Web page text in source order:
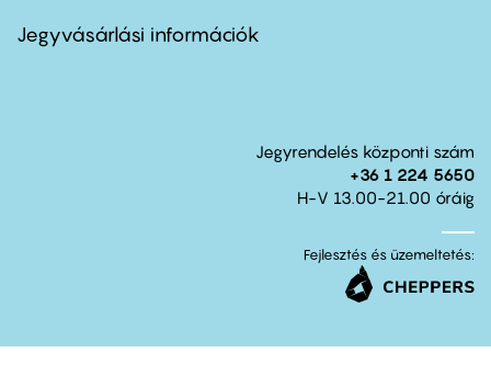
second
Jegyvásárlási információk
Jegyrendelés központi szám
+36 1 224 5650
H-V 13.00-21.00 óráig
Fejlesztés és üzemeltetés: